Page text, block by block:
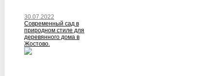
30.07.2022
Современный сад в
природном стиле для
деревянного дома в
Жостово.